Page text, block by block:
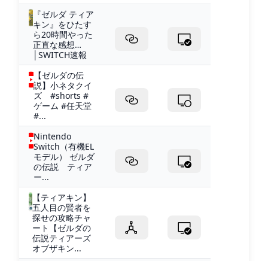
『ゼルダ ティア
キン』をひたす
ら20時間やった
正直な感想…
│SWITCH速報
【ゼルダの伝
説】小ネタクイ
ズ #shorts #
ゲーム #任天堂
#...
Nintendo
Switch（有機EL
モデル） ゼルダ
の伝説 ティア
ー...
【ティアキン】
五人目の賢者を
探せの攻略チャ
ート【ゼルダの
伝説ティアーズ
オブザキン...